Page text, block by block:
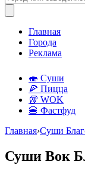
Главная
Города
Реклама
🍣 Суши
🍕 Пицца
🥡 WOK
🍔 Фастфуд
Главная›Суши
Суши Вок